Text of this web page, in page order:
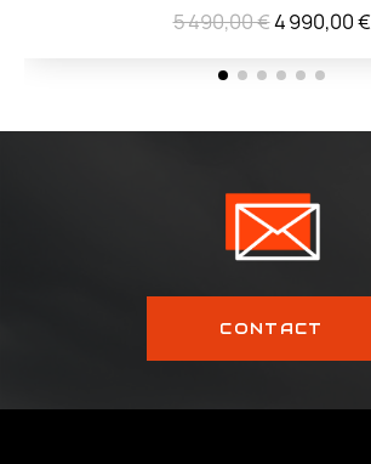
5 490,00 €4 990,00 €
CONTACT